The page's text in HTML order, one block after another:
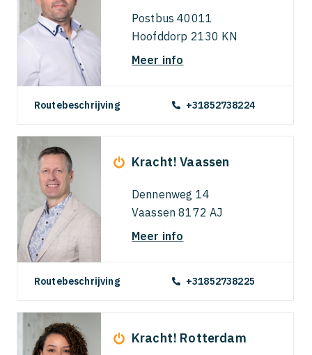
Postbus 40011
Hoofddorp 2130 KN
Meer info
Routebeschrijving +31852738224
Kracht! Vaassen
Dennenweg 14
Vaassen 8172 AJ
Meer info
Routebeschrijving +31852738225
Kracht! Rotterdam